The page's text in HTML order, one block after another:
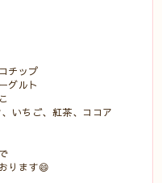
チップ
グルト
ちご、紅茶、ココア
ります😄